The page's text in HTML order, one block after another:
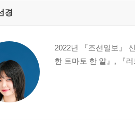
경
2022년 『조선일보』
한 토마토 한 알』, 『